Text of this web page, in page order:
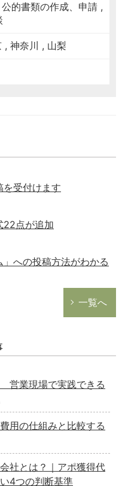
的書類の作成、申請 ,
, 神奈川 , 山梨
受付けます
22点が追加
」への投稿方法がわかる
一覧へ
営業現場で実践できる
用の仕組みと比較する
社とは？｜アポ獲得代
4つの判断基準